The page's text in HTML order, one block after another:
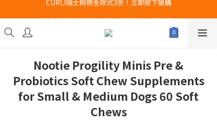
買任何獅子砂可享半價加購獅子砂木薯砂1包
Airbuggy 全線現貨8折！立即點擊火速搶購
Nootie Progility Minis Pre &
Probiotics Soft Chew Supplements
for Small & Medium Dogs 60 Soft
Chews